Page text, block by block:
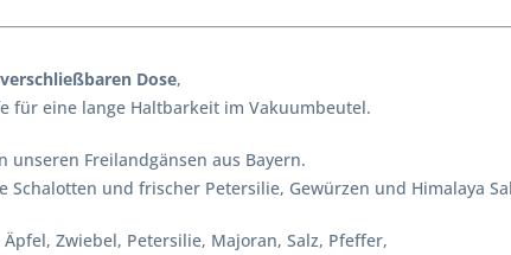
Dose,
für eine lange Haltbarkeit im Vakuumbeutel.
unseren Freilandgänsen aus Bayern.
und frischer Petersilie, Gewürzen und Himalaya
Zwiebel, Petersilie, Majoran, Salz, Pfeffer,